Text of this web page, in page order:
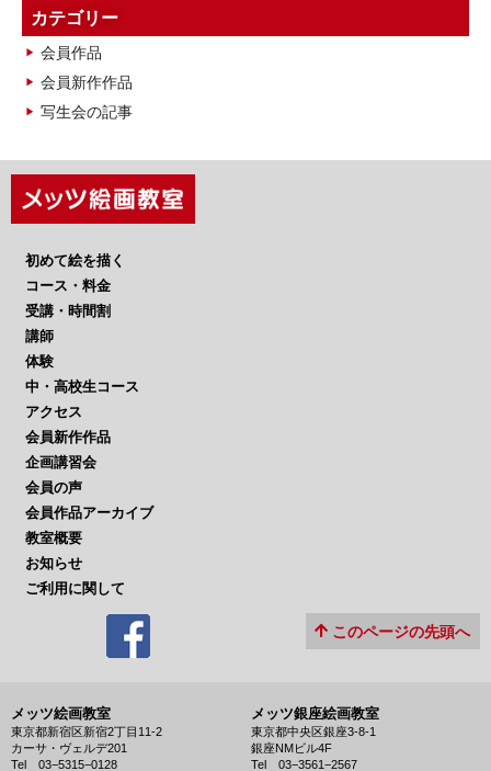
カ
イ
ブ
カテゴリー
会員作品
会員新作作品
写生会の記事
初めて絵を描く
コース・料金
受講・時間割
講師
体験
中・高校生コース
アクセス
会員新作作品
企画講習会
会員の声
会員作品アーカイブ
教室概要
お知らせ
ご利用に関して
このページの先頭へ
メッツ絵画教室
東京都新宿区新宿2丁目11-2
カーサ・ヴェルデ201
Tel 03−5315−0128
メッツ銀座絵画教室
東京都中央区銀座3-8-1
銀座NMビル4F
Tel 03−3561−2567